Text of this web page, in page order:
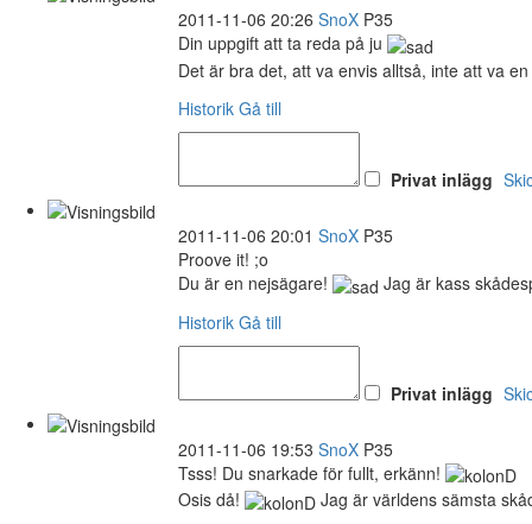
2011-11-06 20:26 SnoX P35
Din uppgift att ta reda på ju
Det är bra det, att va envis alltså, inte att va
Historik Gå till
Privat inlägg
2011-11-06 20:01 SnoX P35
Proove it! ;o
Du är en nejsägare!
Jag är kass
Historik Gå till
Privat inlägg
2011-11-06 19:53 SnoX P35
Tsss! Du snarkade för fullt, erkänn!
Osis då!
Jag är världens sämsta